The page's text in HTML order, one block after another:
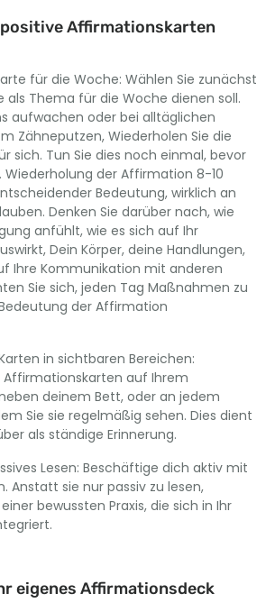
Affirmationskarten
für die Woche: Wählen Sie zunächst
als Thema für die Woche dienen soll.
aufwachen oder bei alltäglichen
Zähneputzen, Wiederholen Sie die
sich. Tun Sie dies noch einmal, bevor
Wiederholung der Affirmation 8-10
Bedeutung, wirklich an
Denken Sie darüber nach, wie
anfühlt, wie es sich auf Ihr
Dein Körper, deine Handlungen,
Ihre Kommunikation mit anderen
Sie sich, jeden Tag Maßnahmen zu
der Affirmation
in sichtbaren Bereichen:
Affirmationskarten auf Ihrem
deinem Bett, oder an jedem
Sie sie regelmäßig sehen. Dies dient
als ständige Erinnerung.
Lesen: Beschäftige dich aktiv mit
Anstatt sie nur passiv zu lesen,
bewussten Praxis, die sich in Ihr
eigenes Affirmationsdeck